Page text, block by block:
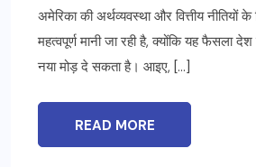
अमेरिका की अर्थव्यवस्था और वित्तीय नीतियों
महत्वपूर्ण मानी जा रही है, क्योंकि यह फैसला
नया मोड़ दे सकता है। आइए, […]
READ MORE